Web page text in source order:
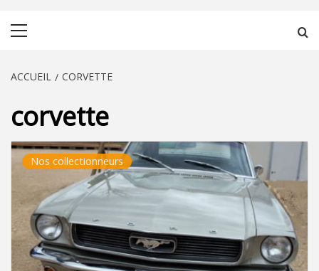
ACCUEIL CORVETTE
corvette
Nos collectionneurs